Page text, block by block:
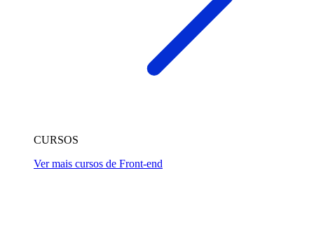
CURSOS
Ver mais cursos de Front-end